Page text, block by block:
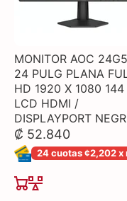
MONITOR AOC
24 PULG PLANA
HD 1920 X 1080 144
LCD HDMI /
DISPLAYPORT
₡ 52.840
24 cuotas ¢2,202 x